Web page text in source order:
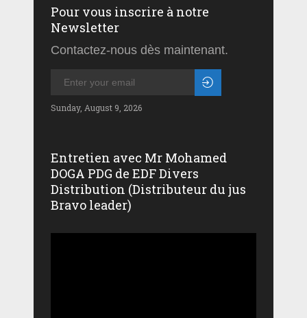
Pour vous inscrire à notre
Newsletter
Contactez-nous dès maintenant.
Sunday, August 9, 2026
Entretien avec Mr Mohamed
DOGA PDG de EDF Divers
Distribution (Distributeur du jus
Bravo leader)